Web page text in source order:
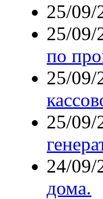
25/09/
25/09/
по
25/09/
25/09/
24/09/
дома.